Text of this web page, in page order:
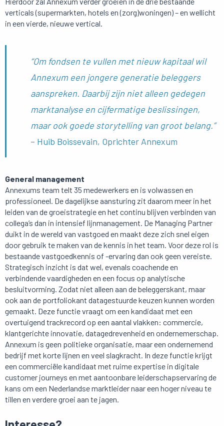
verticals (supermarkten, hotels en (zorg)woningen) – en wellicht
in een vierde, nieuwe vertical.
“Om fondsen te vullen met nieuw kapitaal wil
Annexum een jongere generatie beleggers
aanspreken. Daarbij zijn niet alleen gedegen
marktanalyse en cijfermatige beslissingen,
maar ook goede storytelling van groot belang.”
– Huib Boissevain, Oprichter Annexum
General management
Annexums team telt 35 medewerkers en is volwassen en
professioneel. De dagelijkse aansturing zit daarom meer in het
leiden van de groeistrategie en het continu blijven verbinden van
collega’s dan in intensief lijnmanagement. De Managing Partner
duikt in de wereld van vastgoed en maakt deze zich snel eigen
door gebruik te maken van de kennis in het team. Voor deze rol is
bestaande vastgoedkennis of -ervaring dan ook geen vereiste.
Strategisch inzicht is dat wel, evenals coachende en
verbindende vaardigheden en een focus op analytische
besluitvorming. Zodat niet alleen aan de beleggerskant, maar
ook aan de portfoliokant datagestuurde keuzen kunnen worden
gemaakt. Deze functie vraagt om een kandidaat met een
overtuigend trackrecord op een aantal vlakken: commercie,
klantgerichte innovatie, datagedrevenheid en ondernemerschap.
Annexum is geen politieke organisatie, maar een ondernemend
bedrijf met korte lijnen en veel slagkracht. In deze functie krijgt
een commerciële kandidaat met ruime expertise in digitale
customer journeys en met aantoonbare leiderschapservaring de
kans om een Nederlandse marktleider naar een hoger niveau te
tillen en verdere groei aan te jagen.